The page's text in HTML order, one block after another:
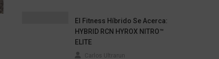
El Fitness Híbrido Se Acerca:
HYBRID RCN HYROX NITRO™
ELITE
Carlos Ultrarun